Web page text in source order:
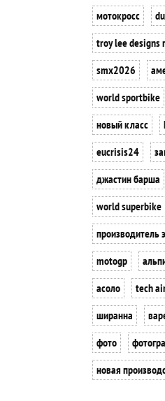
мотокросс
troy lee designs
smx2026
world sportbike
новый класс
eucrisis24
джастин барша
world superbike
производитель
motogp
асоло
tech
ширанна
фото
новая